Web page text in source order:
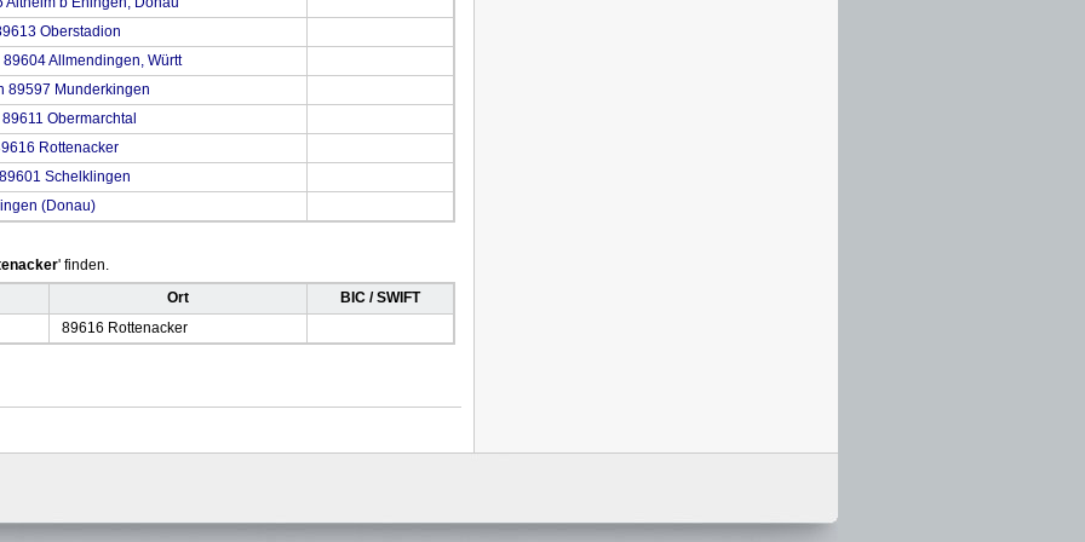
Oberstadion
Allmendingen, Württ
89597 Munderkingen
Obermarchtal
Rottenacker
Schelklingen
(Donau)
' finden.
Ort
BIC / SWIFT
89616 Rottenacker